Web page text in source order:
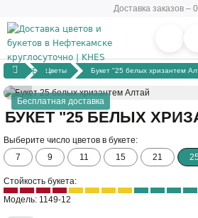
Доставка заказов –
Цветы Букет "25 белых хризантем
Бесплатная доставка
БУКЕТ "25 БЕЛЫХ
Выберите число цветов в букете:
7
9 11 15 21 25
Стойкость букета:
Модель: 1149-12